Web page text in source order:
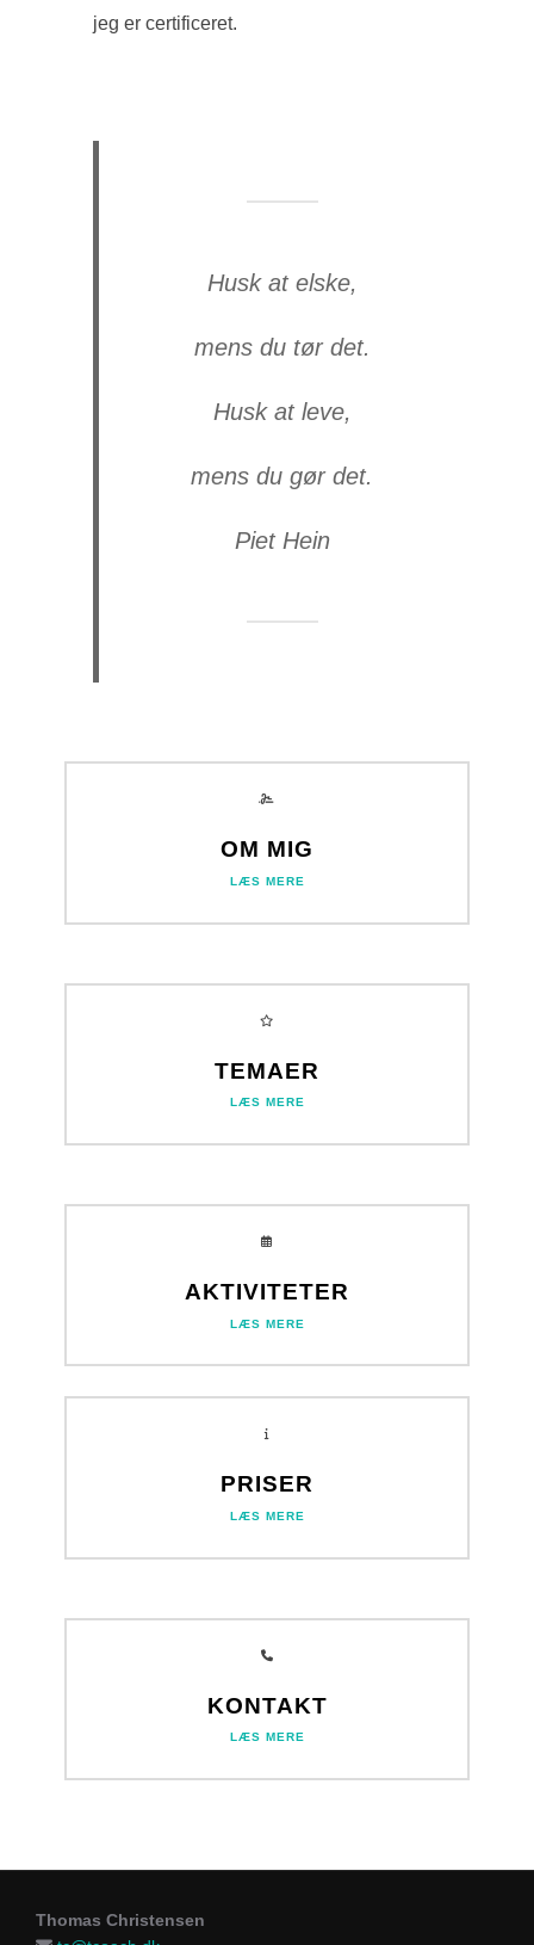
jeg er certificeret.
Husk at elske,
mens du tør det.
Husk at leve,
mens du gør det.
Piet Hein
OM MIG
LÆS MERE
TEMAER
LÆS MERE
AKTIVITETER
LÆS MERE
PRISER
LÆS MERE
KONTAKT
LÆS MERE
Thomas Christensen